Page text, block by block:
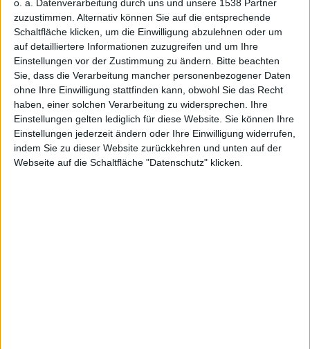
o. a. Datenverarbeitung durch uns und unsere 1538 Partner
zuzustimmen. Alternativ können Sie auf die entsprechende
Schaltfläche klicken, um die Einwilligung abzulehnen oder um
auf detailliertere Informationen zuzugreifen und um Ihre
Einstellungen vor der Zustimmung zu ändern.
Bitte beachten
Sie, dass die Verarbeitung mancher personenbezogener Daten
ohne Ihre Einwilligung stattfinden kann, obwohl Sie das Recht
haben, einer solchen Verarbeitung zu widersprechen. Ihre
Einstellungen gelten lediglich für diese Website. Sie können Ihre
Einstellungen jederzeit ändern oder Ihre Einwilligung widerrufen,
indem Sie zu dieser Website zurückkehren und unten auf der
Webseite auf die Schaltfläche "Datenschutz" klicken.
Front